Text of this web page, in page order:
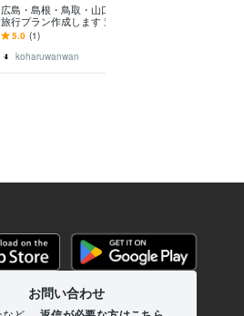
広島・島根・鳥取・山口・福岡の
旅行プラン作成します 道の駅ス
タンプ完全制覇の私にお任せくだ
さい
5.0 (1)
koharuwanwan